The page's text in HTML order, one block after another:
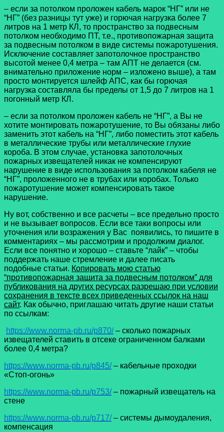
– если за потолком проложен кабель марок “НГ” или не
“НГ” (без разницы тут уже) и горючая нагрузка более 7
литров на 1 метр КЛ, то пространство за подвесным
потолком необходимо ПТ, т.е., противопожарная защита
за подвесным потолком в виде системы пожаротушения.
Исключение составляет запотолочное пространство
высотой менее 0,4 метра – там АПТ не делается (см.
внимательно приложение норм – изложено выше), а там
просто монтируется шлейф АПС, как бы горючая
нагрузка составляла бы пределы от 1,5 до 7 литров на 1
погонный метр КЛ.
– если за потолком проложен кабель не “НГ”, а Вы не
хотите монтировать пожаротушение, то Вы обязаны либо
заменить этот кабель на “НГ”, либо поместить этот кабель
в металлические трубы или металлические глухие
короба. В этом случае, установка запотолочных
пожарных извещателей никак не компенсируют
нарушение в виде использования за потолком кабеля не
“НГ”, проложенного не в трубах или коробах. Только
пожаротушение может компенсировать такое
нарушение.
Ну вот, собственно и все расчеты – все предельно просто
и не вызывает вопросов. Если все таки вопросы или
уточнения или возражения у Вас появились, то пишите в
комментариях – мы рассмотрим и продолжим диалог.
Если все понятно и хорошо – ставьте “лайк” – чтобы
поддержать наше стремление и далее писать
подобные статьи. Копировать мою статью
“противопожарная защита за подвесным потолком” для
публикования на других ресурсах разрешаю при условии
сохранения в тексте всех приведенных ссылок на наш
сайт. Как обычно, приглашаю читать другие наши статьи
по ссылкам:
https://www.norma-pb.ru/p870/– сколько пожарных
извещателей ставить в отсеке ограниченном балками
более 0,4 метра?
https://www.norma-pb.ru/p845/– кабельные проходки
«Стоп-огонь»
https://www.norma-pb.ru/p753/– пожарный извещатель на
стене
https://www.norma-pb.ru/p717/– системы дымоудаления,
компенсация